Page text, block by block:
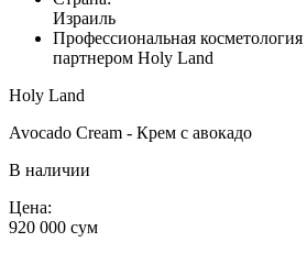
Израиль
Профессиональная
партнером Holy Land
Holy Land
Avocado Cream - Крем с авокадо
В наличии
Цена:
920 000 сум